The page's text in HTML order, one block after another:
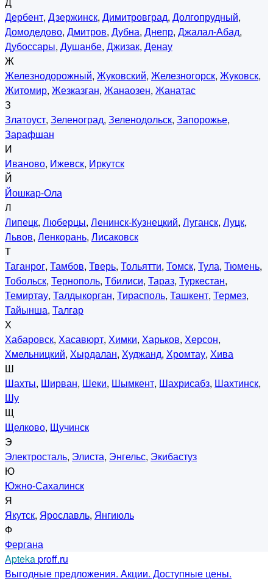
Дербент, Дзержинск, Димитровград, Долгопрудный,
Домодедово, Дмитров, Дубна, Днепр, Джалал-Абад,
Дубоссары, Душанбе, Джизак, Денау
Ж
Железнодорожный, Жуковский, Железногорск, Жуковск,
Житомир, Жезказган, Жанаозен, Жанатас
З
Златоуст, Зеленоград, Зеленодольск, Запорожье,
Зарафшан
И
Иваново, Ижевск, Иркутск
Й
Йошкар-Ола
Л
Липецк, Люберцы, Ленинск-Кузнецкий, Луганск, Луцк,
Львов, Ленкорань, Лисаковск
Т
Таганрог, Тамбов, Тверь, Тольятти, Томск, Тула, Тюмень,
Тобольск, Тернополь, Тбилиси, Тараз, Туркестан,
Темиртау, Талдыкорган, Тирасполь, Ташкент, Термез,
Тайынша, Талгар
Х
Хабаровск, Хасавюрт, Химки, Харьков, Херсон,
Хмельницкий, Хырдалан, Худжанд, Хромтау, Хива
Ш
Шахты, Ширван, Шеки, Шымкент, Шахрисабз, Шахтинск,
Шу
Щ
Щелково, Щучинск
Э
Электросталь, Элиста, Энгельс, Экибастуз
Ю
Южно-Сахалинск
Я
Якутск, Ярославль, Янгиюль
Ф
Фергана
Aptekaproff.ru
Выгодные предложения. Акции. Доступные цены.